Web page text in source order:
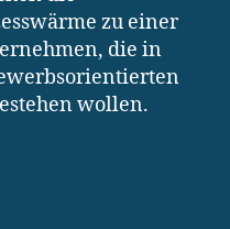
zu einer
die in
wollen.